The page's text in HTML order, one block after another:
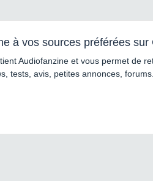
à vos sources préférées sur
Audiofanzine et vous permet de
tests, avis, petites annonces,